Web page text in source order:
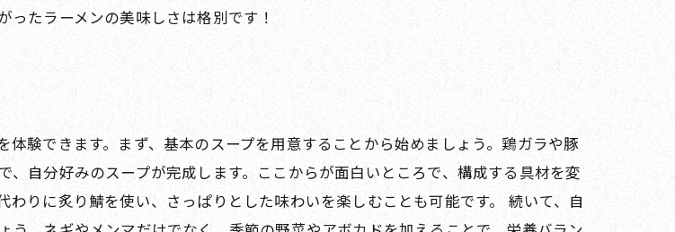
たラーメンの美味しさは格別です！
験できます。まず、基本のスープを用意することから始めましょう。鶏ガラや豚
自分好みのスープが完成します。ここからが面白いところで、構成する具材を変
りに炙り鯖を使い、さっぱりとした味わいを楽しむことも可能です。 続いて、自